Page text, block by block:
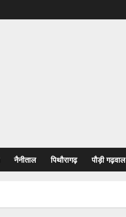
नैनीताल पिथौरागढ़ पौड़ी गढ़वाल